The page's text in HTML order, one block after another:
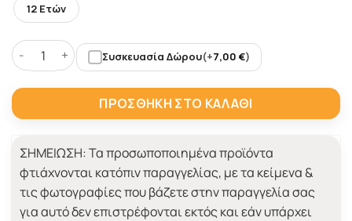
12 Ετών
Γαλάζιο Παιδικό Μακό με Μοβ Τερατάκι ποσότητα
Συσκευασία Δώρου(+7,00 €)
ΠΡΟΣΘΉΚΗ ΣΤΟ ΚΑΛΆΘΙ
ΣΗΜΕΙΩΣΗ:Τα προσωποποιημένα προϊόντα
φτιάχνονται κατόπιν παραγγελίας, με τα κείμενα &
τις φωτογραφίες που βάζετε στην παραγγελία σας
για αυτό δεν επιστρέφονται εκτός και εάν υπάρχει